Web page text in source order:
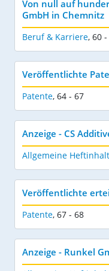
Von null auf
GmbH in Chemnitz
Beruf & Karriere, 60
Veröffentlichte
Patente, 64 - 67
Anzeige - CS
Allgemeine
Veröffentlichte
Patente, 67 - 68
Anzeige - Runkel